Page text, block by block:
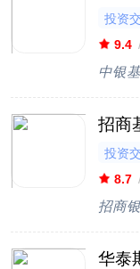
投资
9.4
中银
招商
投资
8.7
招商
华泰